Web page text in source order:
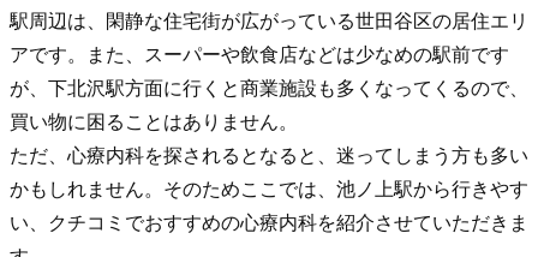
駅周辺は、閑静な住宅街が広がっている世田谷区の居住エリ
アです。また、スーパーや飲食店などは少なめの駅前です
が、下北沢駅方面に行くと商業施設も多くなってくるので、
買い物に困ることはありません。
ただ、心療内科を探されるとなると、迷ってしまう方も多い
かもしれません。そのためここでは、池ノ上駅から行きやす
い、クチコミでおすすめの心療内科を紹介させていただきま